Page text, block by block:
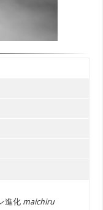
進化 maichiru